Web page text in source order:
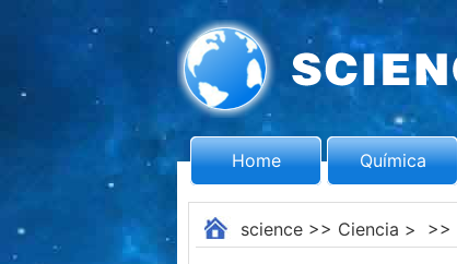
Home Química
science>> Ciencia > >>